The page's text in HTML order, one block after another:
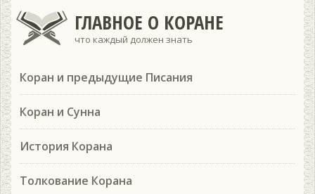
ГЛАВНОЕ О КОРАНЕ
что каждый должен знать
Коран и предыдущие Писания
Коран и Сунна
История Корана
Толкование Корана